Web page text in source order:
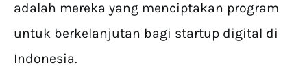
adalah mereka yang menciptakan program
untuk berkelanjutan bagi startup digital di
Indonesia.